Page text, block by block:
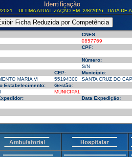
Identificação
2021 ULTIMA ATUALIZAÇÃO EM: 2/8/2026 DATA DE
CNES:
0857769
CPF:
--
Número:
S/N
CEP: Município:
MARIA VI
55194300 SANTA CRUZ DO
Estabelecimento: Gestão:
MUNICIPAL
Data Expedição: